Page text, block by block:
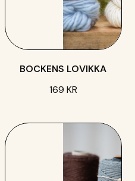
BOCKENS LOVIKKA
169 KR